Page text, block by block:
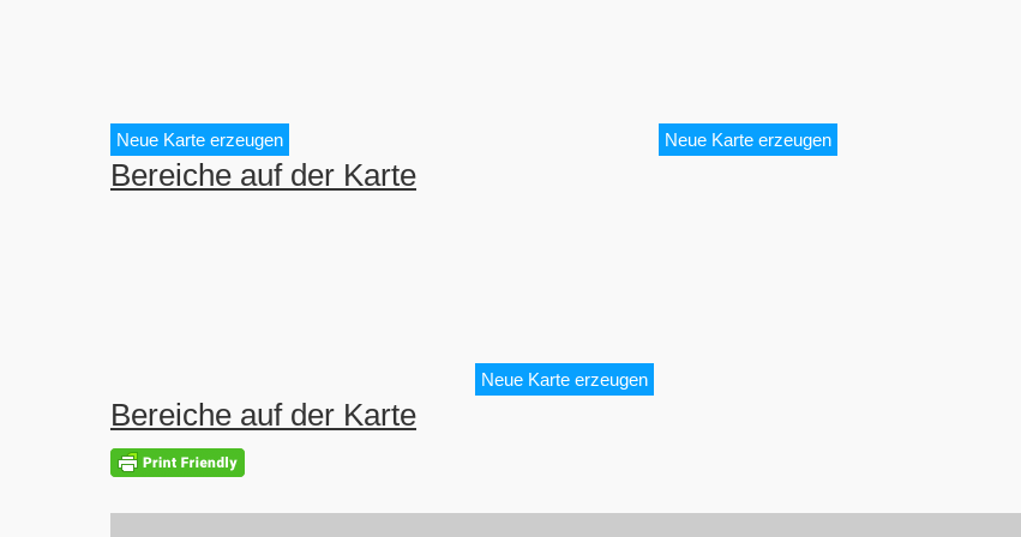
Neue Karte erzeugen Neue Karte erzeugen
Bereiche auf der Karte
Neue Karte erzeugen
Bereiche auf der Karte